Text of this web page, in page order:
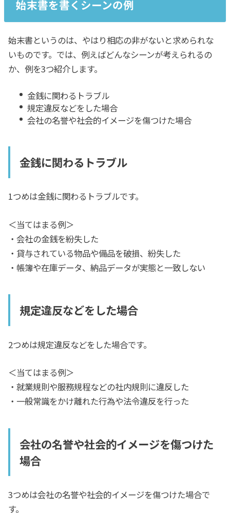
始末書を書くシーンの例
始末書というのは、やはり相応の非がないと求められな
いものです。では、例えばどんなシーンが考えられるの
か、例を3つ紹介します。
金銭に関わるトラブル
規定違反などをした場合
会社の名誉や社会的イメージを傷つけた場合
金銭に関わるトラブル
1つめは金銭に関わるトラブルです。
＜当てはまる例＞
・会社の金銭を紛失した
・貸与されている物品や備品を破損、紛失した
・帳簿や在庫データ、納品データが実態と一致しない
規定違反などをした場合
2つめは規定違反などをした場合です。
＜当てはまる例＞
・就業規則や服務規程などの社内規則に違反した
・一般常識をかけ離れた行為や法令違反を行った
会社の名誉や社会的イメージを傷つけた
場合
3つめは会社の名誉や社会的イメージを傷つけた場合で
す。